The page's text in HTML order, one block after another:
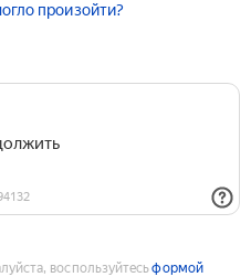
произойти?
воспользуйтесьформой